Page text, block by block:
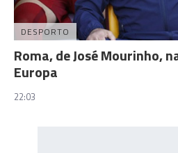
DESPORTO
Roma, de José Mourinho,
Europa
22:03